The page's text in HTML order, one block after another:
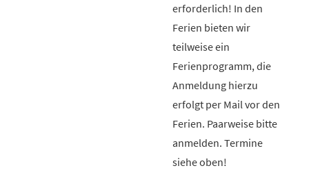
erforderlich! In den
Ferien bieten wir
teilweise ein
Ferienprogramm, die
Anmeldung hierzu
erfolgt per Mail vor den
Ferien. Paarweise bitte
anmelden. Termine
siehe oben!